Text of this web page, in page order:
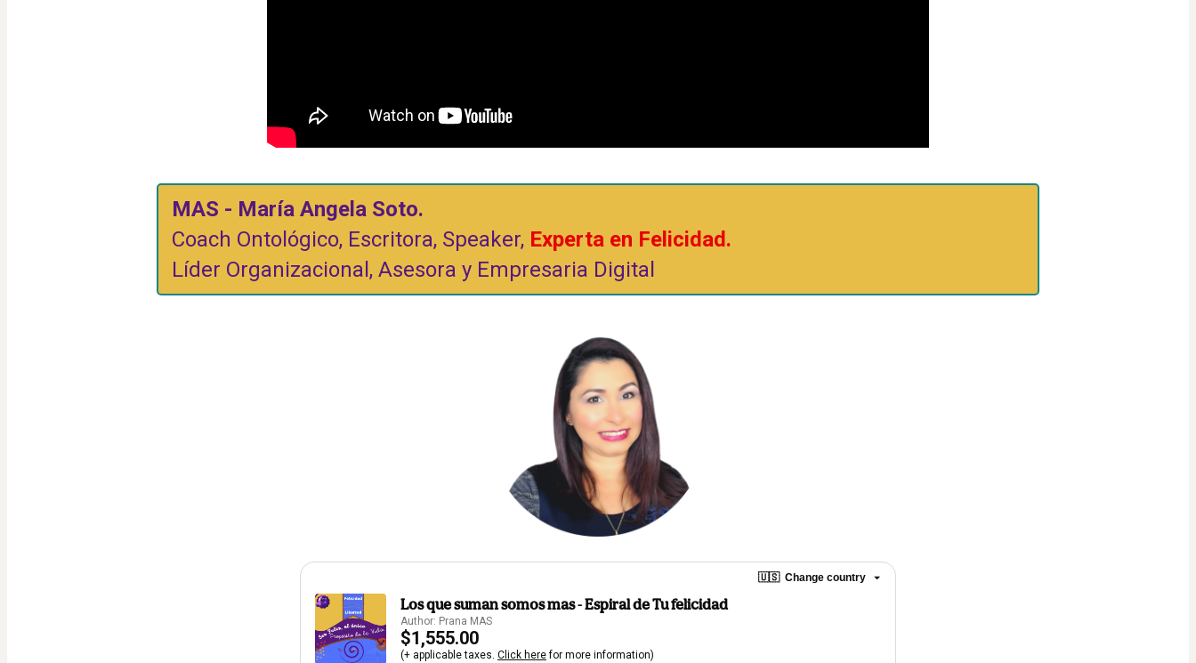
MAS - María Angela Soto.
Coach Ontológico, Escritora, Speaker, Experta en Felicidad.
Líder Organizacional, Asesora y Empresaria Digital
🇺🇸 Change country
Los que suman somos mas - Espiral de Tu felicidad
Author: Prana MAS
$1,555.00
(+ applicable taxes. Click herefor more information)